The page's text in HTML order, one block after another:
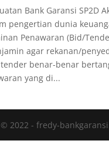
Bank Garansi SP2D
pengertian dunia
Penawaran (Bid/
agar rekanan/
benar-benar
yang di...
© 2022 - fredy-